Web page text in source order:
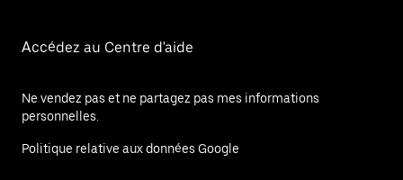
Accédez au Centre d'aide
Ne vendez pas et ne partagez pas mes informations
personnelles.
Politique relative aux données Google